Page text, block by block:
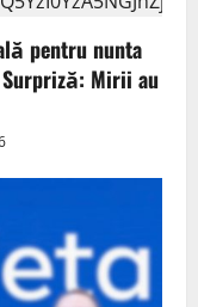
pentru nunta
Mirii au